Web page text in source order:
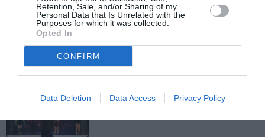
Retention, Sale, and/or Sharing of my
Personal Data that Is Unrelated with the
Purposes for which it was collected.
Opted In
CONFIRM
Data Deletion Data Access Privacy Policy
Τελευταία
νέα